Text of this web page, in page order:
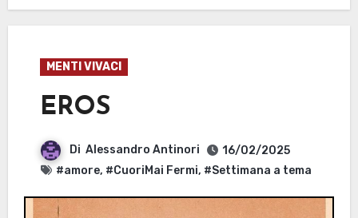
MENTI VIVACI
EROS
Di Alessandro Antinori
16/02/2025
#amore, #CuoriMai Fermi, #Settimana a tema